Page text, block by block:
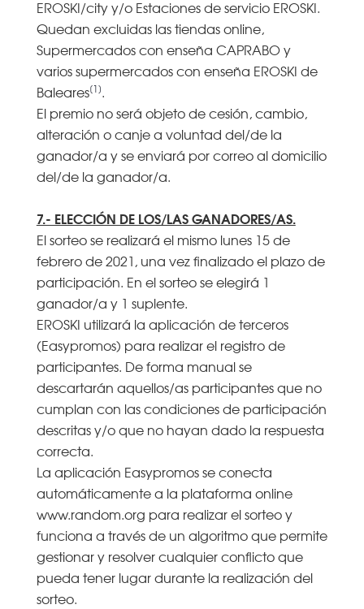
EROSKI/city y/o Estaciones de servicio EROSKI.
Quedan excluidas las tiendas online,
Supermercados con enseña CAPRABO y
varios supermercados con enseña EROSKI de
Baleares[1].
El premio no será objeto de cesión, cambio,
alteración o canje a voluntad del/de la
ganador/a y se enviará por correo al domicilio
del/de la ganador/a.
7.- ELECCIÓN DE LOS/LAS GANADORES/AS.
El sorteo se realizará el mismo lunes 15 de
febrero de 2021, una vez finalizado el plazo de
participación. En el sorteo se elegirá 1
ganador/a y 1 suplente.
EROSKI utilizará la aplicación de terceros
(Easypromos) para realizar el registro de
participantes. De forma manual se
descartarán aquellos/as participantes que no
cumplan con las condiciones de participación
descritas y/o que no hayan dado la respuesta
correcta.
La aplicación Easypromos se conecta
automáticamente a la plataforma online
www.random.org para realizar el sorteo y
funciona a través de un algoritmo que permite
gestionar y resolver cualquier conflicto que
pueda tener lugar durante la realización del
sorteo.